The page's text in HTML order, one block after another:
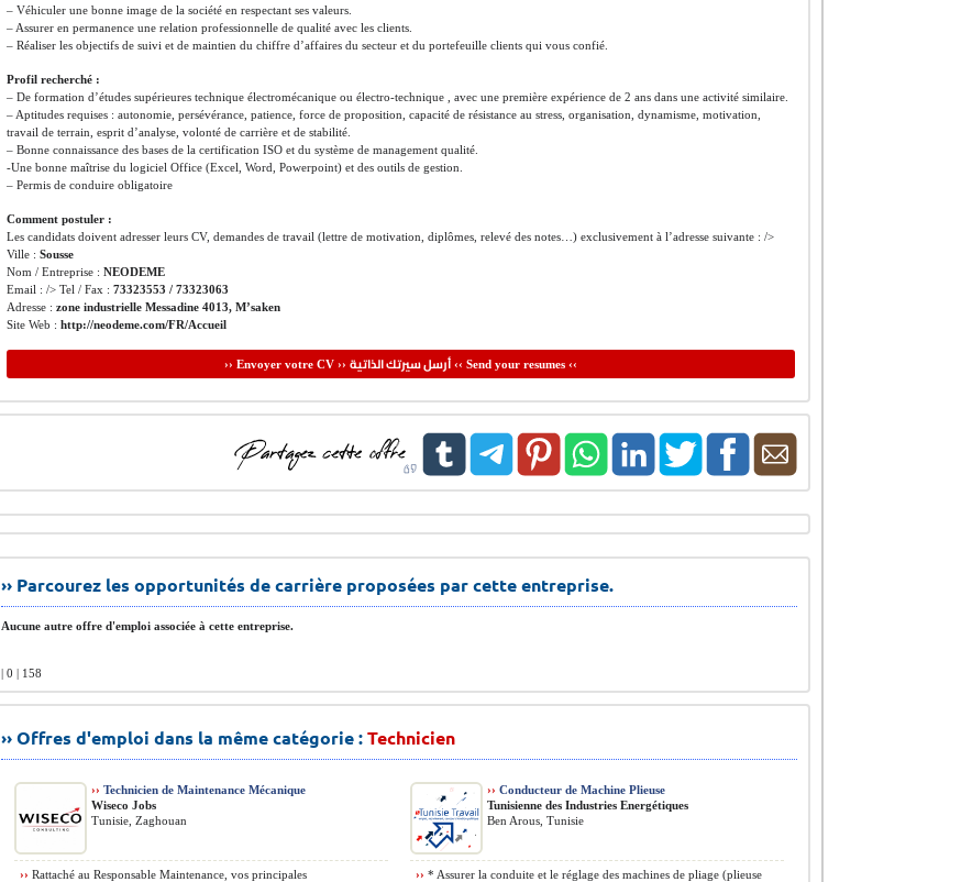
– Véhiculer une bonne image de la société en respectant ses valeurs.
– Assurer en permanence une relation professionnelle de qualité avec les clients.
– Réaliser les objectifs de suivi et de maintien du chiffre d’affaires du secteur et du portefeuille clients qui vous confié.
Profil recherché :
– De formation d’études supérieures technique électromécanique ou électro-technique , avec une première expérience de 2 ans dans une activité similaire.
– Aptitudes requises : autonomie, persévérance, patience, force de proposition, capacité de résistance au stress, organisation, dynamisme, motivation,
travail de terrain, esprit d’analyse, volonté de carrière et de stabilité.
– Bonne connaissance des bases de la certification ISO et du système de management qualité.
-Une bonne maîtrise du logiciel Office (Excel, Word, Powerpoint) et des outils de gestion.
– Permis de conduire obligatoire
Comment postuler :
Les candidats doivent adresser leurs CV, demandes de travail (lettre de motivation, diplômes, relevé des notes…) exclusivement à l’adresse suivante : />
Ville : Sousse
Nom / Entreprise : NEODEME
Email : /> Tel / Fax : 73323553 / 73323063
Adresse : zone industrielle Messadine 4013, M’saken
Site Web : http://neodeme.com/FR/Accueil
›› Envoyer votre CV ›› أرسل سيرتك الذاتية‹‹ Send your resumes ‹‹
›› Parcourez les opportunités de carrière proposées par cette entreprise.
Aucune autre offre d'emploi associée à cette entreprise.
| 0 | 158
›› Offres d'emploi dans la même catégorie :Technicien
›› Technicien de Maintenance Mécanique
Wiseco Jobs
Tunisie, Zaghouan
›› Rattaché au Responsable Maintenance, vos principales
›› Conducteur de Machine Plieuse
Tunisienne des Industries Energétiques
Ben Arous, Tunisie
›› * Assurer la conduite et le réglage des machines de pliage (plieuse